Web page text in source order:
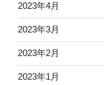
2023年4月
2023年3月
2023年2月
2023年1月